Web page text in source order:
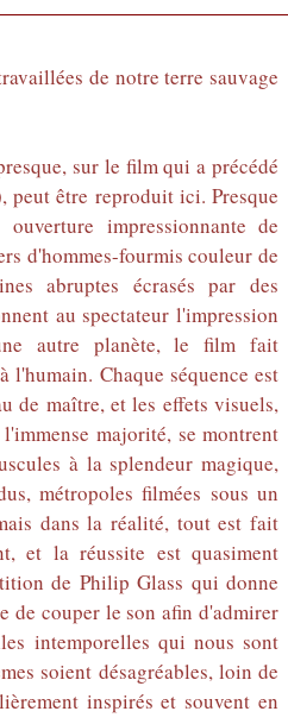
de notre terre sauvage
sur le film qui a précédé
peut être reproduit ici. Presque
impressionnante de
d'hommes-fourmis couleur de
abruptes écrasés par des
au spectateur l'impression
autre planète, le film fait
l'humain. Chaque séquence est
de maître, et les effets visuels,
majorité, se montrent
à la splendeur magique,
métropoles filmées sous un
dans la réalité, tout est fait
et la réussite est quasiment
de Philip Glass qui donne
de couper le son afin d'admirer
intemporelles qui nous sont
soient désagréables, loin de
inspirés et souvent en